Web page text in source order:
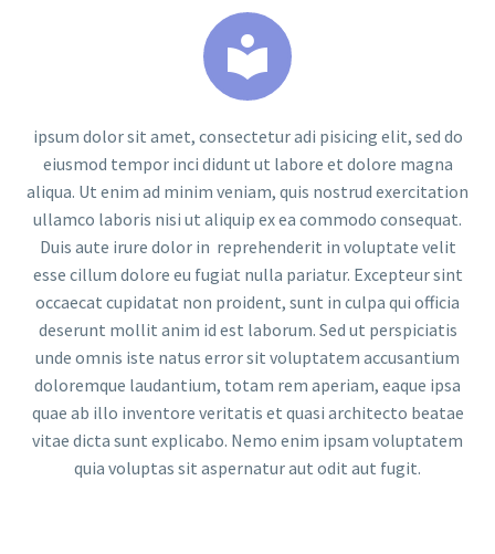


ipsum dolor sit amet, consectetur adi pisicing elit, sed do
eiusmod tempor inci didunt ut labore et dolore magna
aliqua. Ut enim ad minim veniam, quis nostrud exercitation
ullamco laboris nisi ut aliquip ex ea commodo consequat.
Duis aute irure dolor in reprehenderit in voluptate velit
esse cillum dolore eu fugiat nulla pariatur. Excepteur sint
occaecat cupidatat non proident, sunt in culpa qui officia
deserunt mollit anim id est laborum. Sed ut perspiciatis
unde omnis iste natus error sit voluptatem accusantium
doloremque laudantium, totam rem aperiam, eaque ipsa
quae ab illo inventore veritatis et quasi architecto beatae
vitae dicta sunt explicabo. Nemo enim ipsam voluptatem
quia voluptas sit aspernatur aut odit aut fugit.